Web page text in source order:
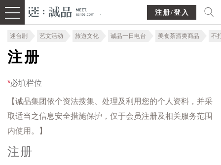
注册/登入
迷台剧 艺文活动 旅遊文化 诚品一日电台 美食茶酒类商品 不
注册
*必填栏位
【诚品集团依个资法搜集、处理及利用您的个人资料，并采
取适当之信息安全措施保护，仅于会员注册及相关服务范围
内使用。】
注册